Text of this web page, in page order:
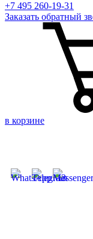
+7 495 260-19-31
Заказать обратный
в корзине